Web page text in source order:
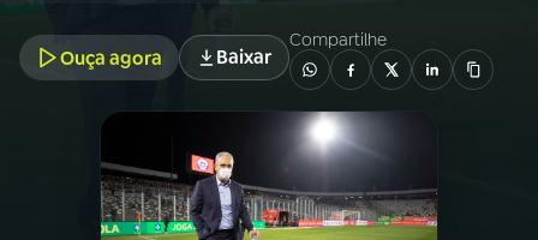
PROGRAMAS
Ouça agora Baixar
Compartilhe